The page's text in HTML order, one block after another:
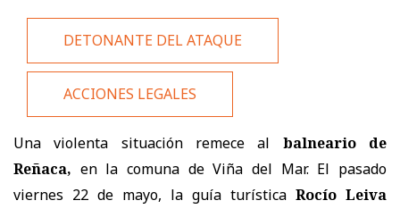
DETONANTE DEL ATAQUE
ACCIONES LEGALES
Una violenta situación remece al balneario de
Reñaca, en la comuna de Viña del Mar. El pasado
viernes 22 de mayo, la guía turística Rocío Leiva